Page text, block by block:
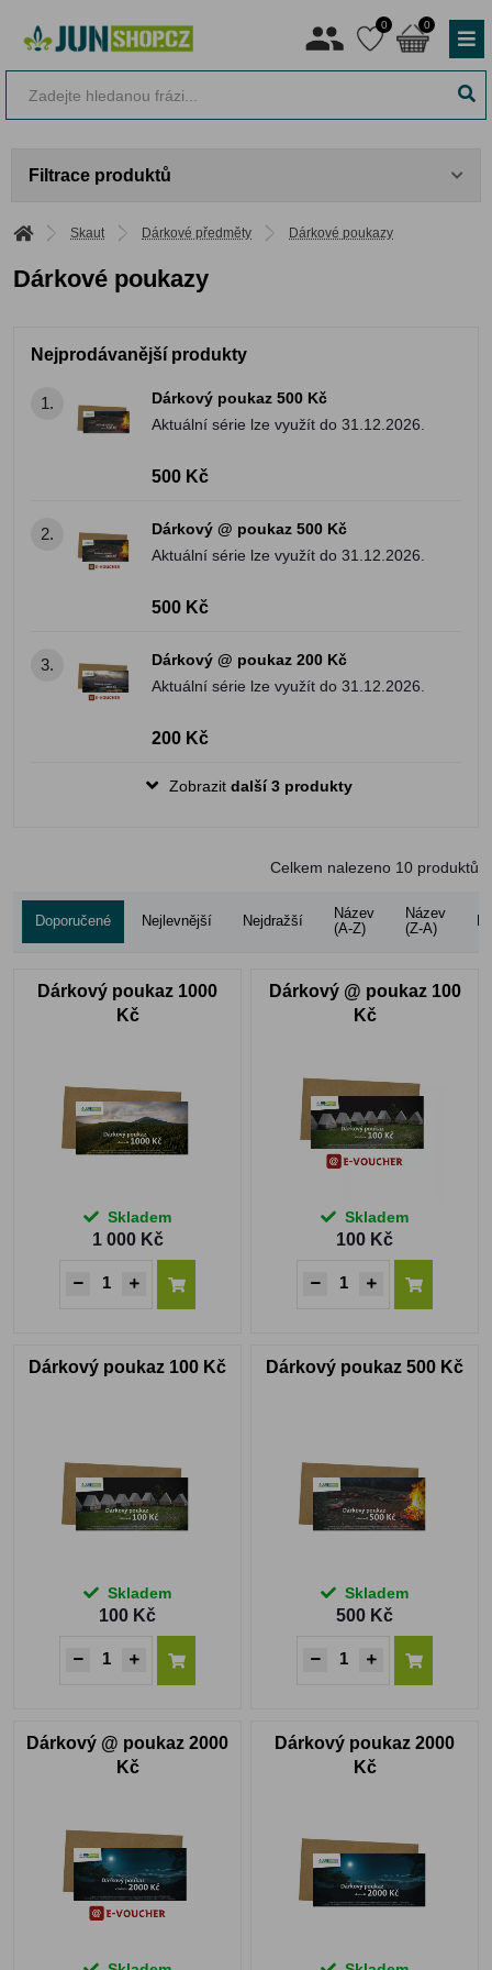
0 0
Filtrace produktů
Skaut Dárkové předměty Dárkové poukazy
Dárkové poukazy
Nejprodávanější produkty
1.
Dárkový poukaz 500 Kč
Aktuální série lze využít do 31.12.2026.
500 Kč
2.
Dárkový @ poukaz 500 Kč
Aktuální série lze využít do 31.12.2026.
500 Kč
3.
Dárkový @ poukaz 200 Kč
Aktuální série lze využít do 31.12.2026.
200 Kč
Zobrazit další 3 produkty
Celkem nalezeno 10 produktů
Doporučené Nejlevnější Nejdražší
Název
(A-Z)
Název
(Z-A)
Dárkový poukaz 1000
Kč
Skladem
1 000 Kč
Dárkový @ poukaz 100
Kč
Skladem
100 Kč
Dárkový poukaz 100 Kč
Skladem
100 Kč
Dárkový poukaz 500 Kč
Skladem
500 Kč
Dárkový @ poukaz 2000
Kč
Dárkový poukaz 2000
Kč